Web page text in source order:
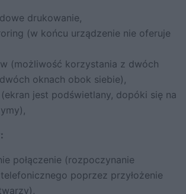
drukowanie,
(w końcu urządzenie nie oferuje
(możliwość korzystania z dwóch
oknach obok siebie),
jest podświetlany, dopóki się na
połączenie (rozpoczynanie
telefonicznego poprzez przyłożenie